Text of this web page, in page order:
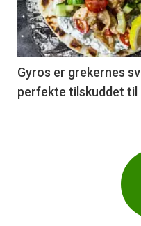
nå
-
6
Gyros er grekernes
perfekte tilskuddet til